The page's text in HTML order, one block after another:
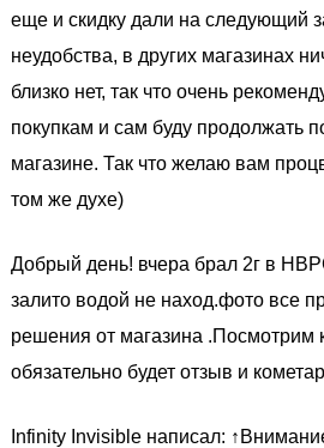
еще и скидку дали на следующий
неудобства, в других магазинах
близко нет, так что очень
покупкам и сам буду продолжать
магазине. Так что желаю вам
том же духе)
Добрый день! вчера брал 2г в
залито водой не наход.фото все
решения от магазина .Посмотрим
обязательно будет отзыв и
Infinity Invisible написал: